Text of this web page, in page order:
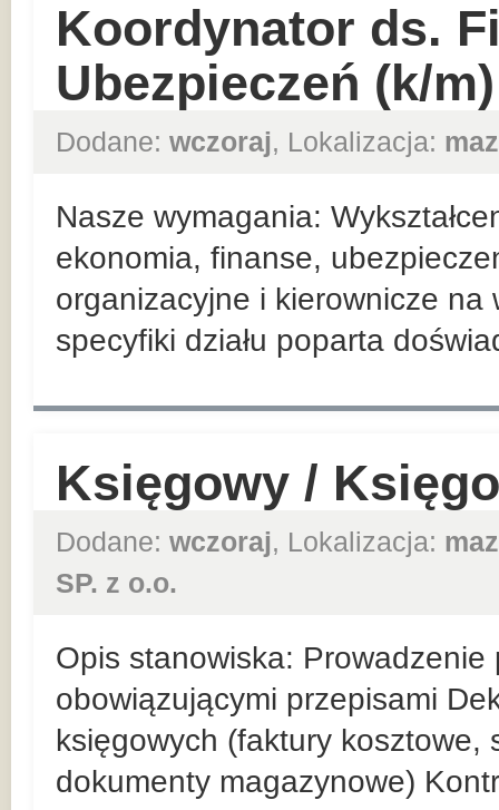
Koordynator ds.
Ubezpieczeń (k/m)
Dodane: wczoraj, Lokalizacja:
Nasze wymagania:
ekonomia, finanse,
organizacyjne i kierownicze
specyfiki działu poparta
Księgowy /
Dodane: wczoraj, Lokalizacja:
SP. z o.o.
Opis stanowiska: Prowadzenie
obowiązującymi przepisami
księgowych (faktury
dokumenty magazynowe)